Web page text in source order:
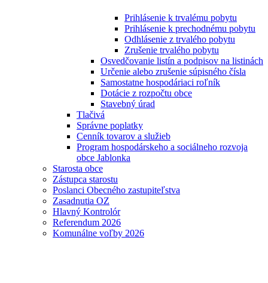
Prihlásenie k trvalému pobytu
Prihlásenie k prechodnému pobytu
Odhlásenie z trvalého pobytu
Zrušenie trvalého pobytu
Osvedčovanie listín a podpisov na listinách
Určenie alebo zrušenie súpisného čísla
Samostatne hospodáriaci roľník
Dotácie z rozpočtu obce
Stavebný úrad
Tlačivá
Správne poplatky
Cenník tovarov a služieb
Program hospodárskeho a sociálneho rozvoja
obce Jablonka
Starosta obce
Zástupca starostu
Poslanci Obecného zastupiteľstva
Zasadnutia OZ
Hlavný Kontrolór
Referendum 2026
Komunálne voľby 2026